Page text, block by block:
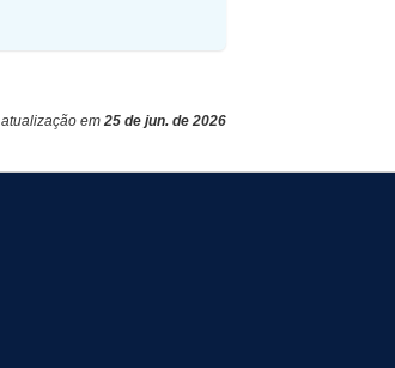
em 25 de jun. de 2026